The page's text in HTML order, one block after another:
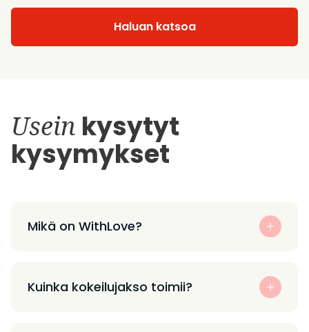
Haluan katsoa
Usein kysytyt
kysymykset
Mikä on WithLove?
Kuinka kokeilujakso toimii?